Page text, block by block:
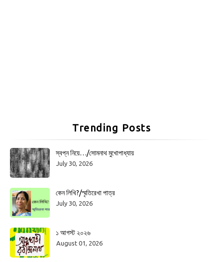
Trending Posts
স্বপ্ন নিয়ে…/সোমনাথ মুখোপাধ্যায়
July 30, 2026
কেন লিখি?/স্মৃতিরেখা পাত্র
July 30, 2026
১ আগস্ট ২০২৬
August 01, 2026